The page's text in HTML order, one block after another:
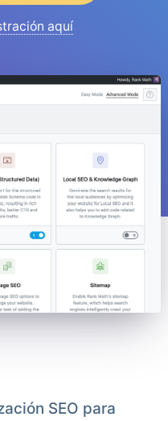
aquí
SEO para